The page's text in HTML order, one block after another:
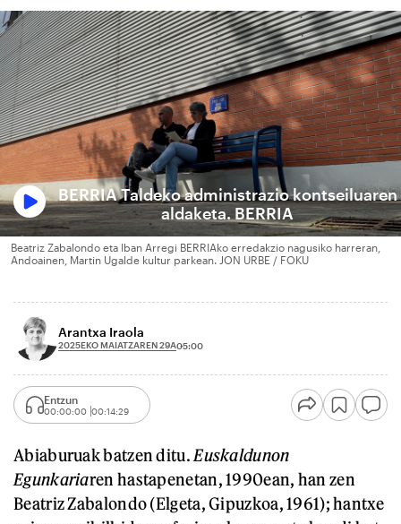
BERRIA Taldeko administrazio kontseiluaren
aldaketa. BERRIA
Beatriz Zabalondo eta Iban Arregi BERRIAko erredakzio nagusiko harreran,
Andoainen, Martin Ugalde kultur parkean. JON URBE / FOKU
Arantxa Iraola
2025EKO MAIATZAREN 29A05:00
Entzun
00:00:00 00:14:29
Abiaburuak batzen ditu. Euskaldunon
Egunkariaren hastapenetan, 1990ean, han zen
Beatriz Zabalondo (Elgeta, Gipuzkoa, 1961); hantxe